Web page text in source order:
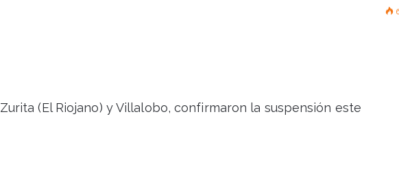
Zurita (El Riojano) y Villalobo, confirmaron la suspensión este